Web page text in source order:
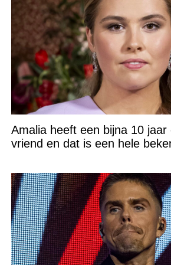
Amalia heeft een bijna 10 jaar
vriend en dat is een hele